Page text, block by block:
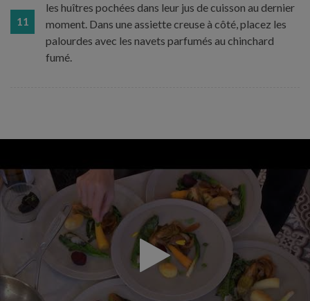
11
les huîtres pochées dans leur jus de cuisson au dernier
moment. Dans une assiette creuse à côté, placez les
palourdes avec les navets parfumés au chinchard
fumé.